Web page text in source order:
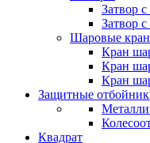
Затвор
Затвор
Шаровые
Кран
Кран
Кран
Защитные
Квадрат